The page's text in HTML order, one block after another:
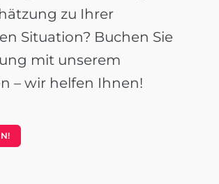
zu Ihrer
Situation? Buchen Sie
mit unserem
– wir helfen Ihnen!